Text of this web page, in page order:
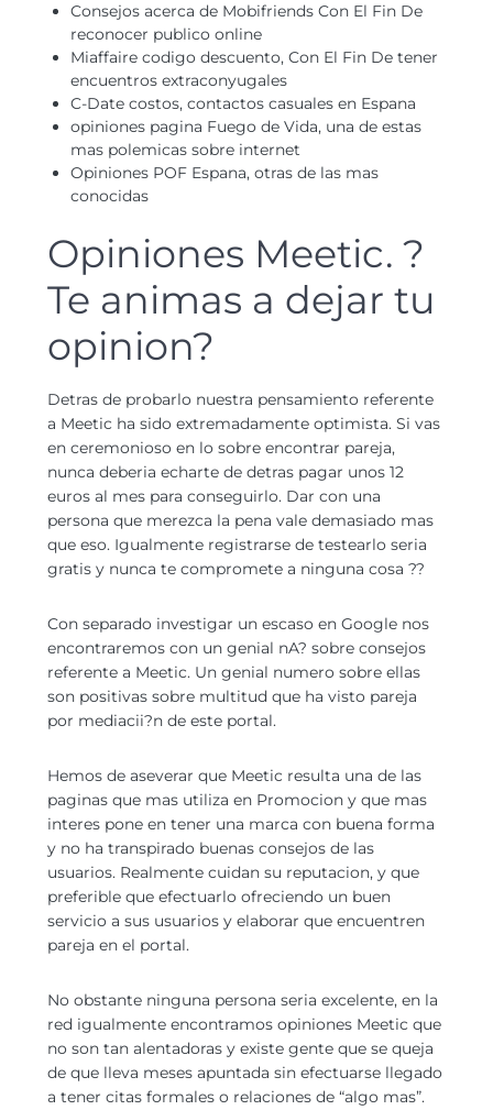
Consejos acerca de Mobifriends Con El Fin De
reconocer publico online
Miaffaire codigo descuento, Con El Fin De tener
encuentros extraconyugales
C-Date costos, contactos casuales en Espana
opiniones pagina Fuego de Vida, una de estas
mas polemicas sobre internet
Opiniones POF Espana, otras de las mas
conocidas
Opiniones Meetic. ?
Te animas a dejar tu
opinion?
Detras de probarlo nuestra pensamiento referente
a Meetic ha sido extremadamente optimista. Si vas
en ceremonioso en lo sobre encontrar pareja,
nunca deberia echarte de detras pagar unos 12
euros al mes para conseguirlo. Dar con una
persona que merezca la pena vale demasiado mas
que eso. Igualmente registrarse de testearlo seri­a
gratis y nunca te compromete a ninguna cosa ??
Con separado investigar un escaso en Google nos
encontraremos con un genial nA? sobre consejos
referente a Meetic. Un genial numero sobre ellas
son positivas sobre multitud que ha visto pareja
por mediacii?n de este portal.
Hemos de aseverar que Meetic resulta una de las
paginas que mas utiliza en Promocion y que mas
interes pone en tener una marca con buena forma
y no ha transpirado buenas consejos de las
usuarios. Realmente cuidan su reputacion, y que
preferible que efectuarlo ofreciendo un buen
servicio a sus usuarios y elaborar que encuentren
pareja en el portal.
No obstante ninguna persona seri­a excelente, en la
red igualmente encontramos opiniones Meetic que
no son tan alentadoras y existe gente que se queja
de que lleva meses apuntada sin efectuarse llegado
a tener citas formales o relaciones de “algo mas”.